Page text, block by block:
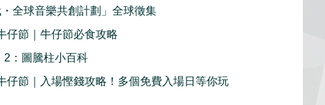
・全球音樂共創計劃」全球徵集
仔節｜牛仔節必食攻略
2：圖騰柱小百科
仔節｜入場慳錢攻略！多個免費入場日等你玩